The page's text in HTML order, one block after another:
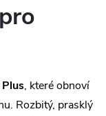
, které obnoví
Rozbitý, prasklý